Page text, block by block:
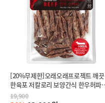
[20%무제한]오래오래프로젝트 깨끗
한육포 저칼로리 보양간식 한우허파
(105g)
19,900